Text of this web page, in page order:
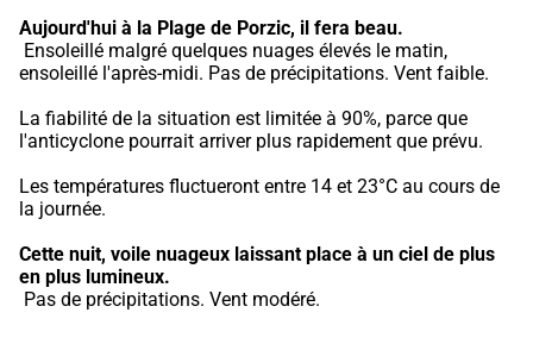
Aujourd'hui à la Plage de Porzic, il fera beau.
ensoleillé l'après-midi. Pas de précipitations. Vent faible.
La fiabilité de la situation est limitée à 90%, parce que
l'anticyclone pourrait arriver plus rapidement que prévu.
Les températures fluctueront entre 14 et 23°C au cours de
la journée.
Cette nuit, voile nuageux laissant place à un ciel de plus
en plus lumineux.
Pas de précipitations. Vent modéré.